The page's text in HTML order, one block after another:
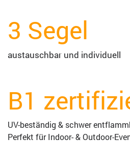
3 Segel
austauschbar und individuell
B1
UV-beständig & schwer
Perfekt für Indoor- & Outdoor-